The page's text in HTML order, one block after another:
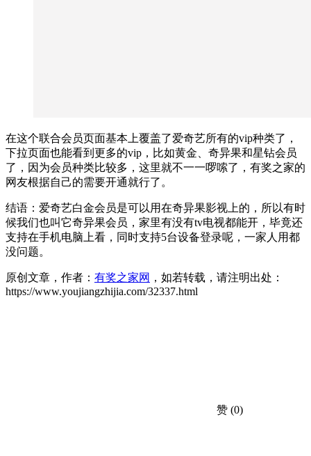
在这个联合会员页面基本上覆盖了爱奇艺所有的vip种类了，
下拉页面也能看到更多的vip，比如黄金、奇异果和星钻会员
了，因为会员种类比较多，这里就不一一啰嗦了，有奖之家的
网友根据自己的需要开通就行了。
结语：爱奇艺白金会员是可以用在奇异果影视上的，所以有时
候我们也叫它奇异果会员，家里有没有tv电视都能开，毕竟还
支持在手机电脑上看，同时支持5台设备登录呢，一家人用都
没问题。
原创文章，作者： 有奖之家网 ，如若转载，请注明出处：
https://www.youjiangzhijia.com/32337.html
赞 (0)